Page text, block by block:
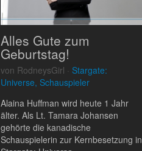
Alles Gute zum
Geburtstag!
von RodneysGirl · Stargate:
Universe, Schauspieler
Alaina Huffman wird heute 1 Jahr
älter. Als Lt. Tamara Johansen
gehörte die kanadische
Schauspielerin zur Kernbesetzung in